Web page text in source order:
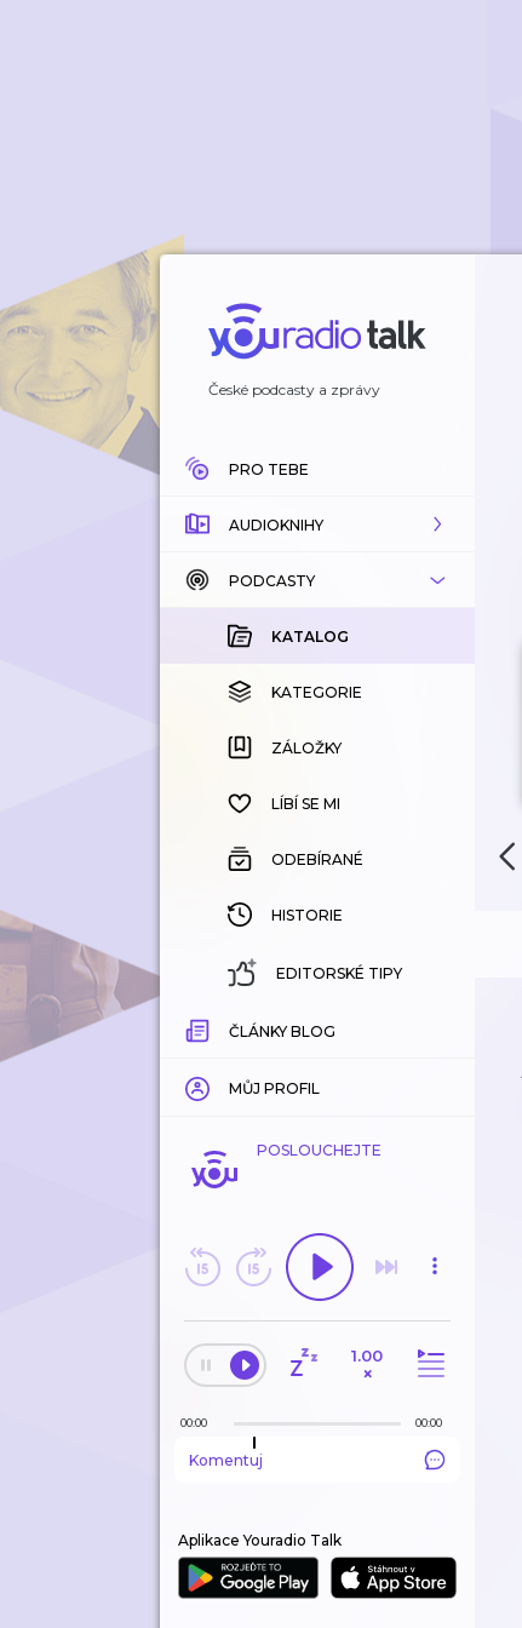
České podcasty a zprávy
PRO TEBE
AUDIOKNIHY
KATALOG
KOUPENÉ
KATEGORIE
ZÁLOŽKY
HISTORIE
PODCASTY
KATALOG
KATEGORIE
ZÁLOŽKY
LÍBÍ SE MI
ODEBÍRANÉ
HISTORIE
EDITORSKÉ TIPY
ČLÁNKY BLOG
MŮJ PROFIL
POSLOUCHEJTE
1.00
×
00:00 00:00
Komentuj
Aplikace Youradio Talk